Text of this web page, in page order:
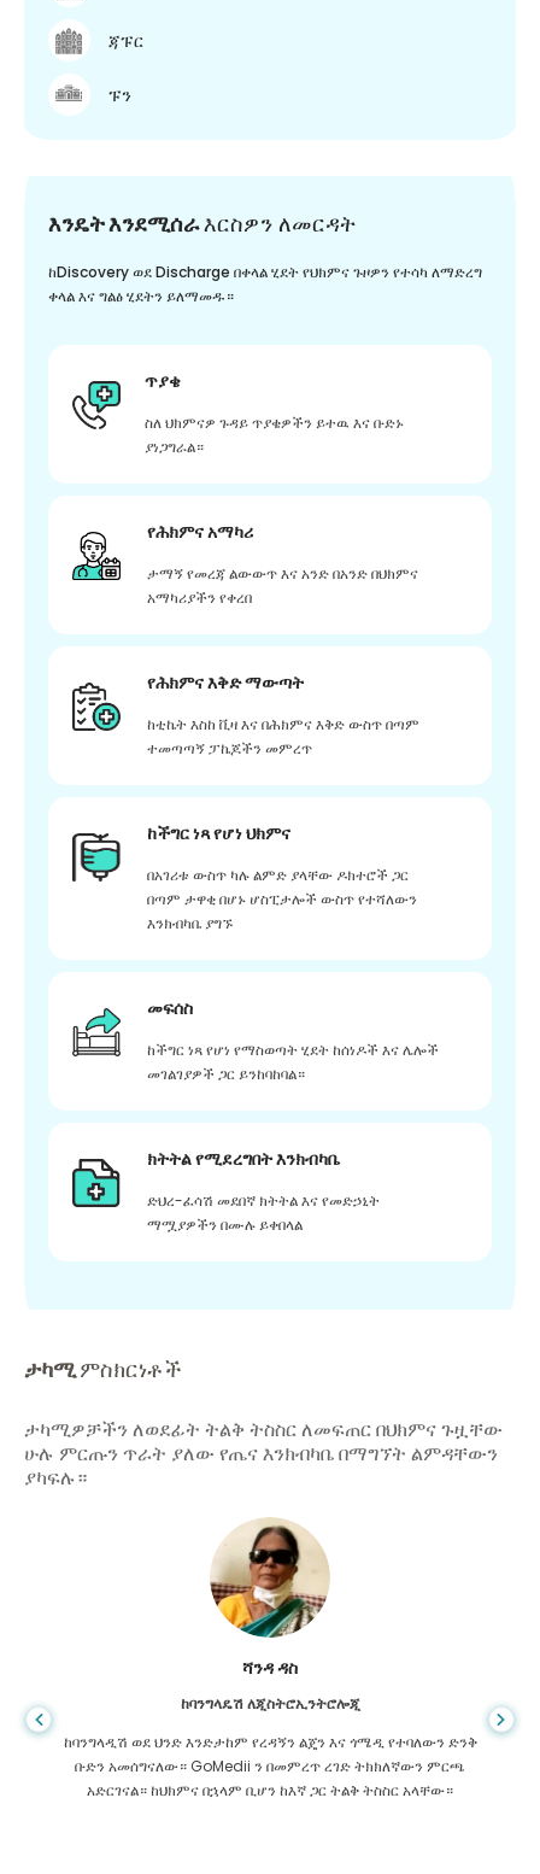
ጃፑር
ፑን
እንዴት እንደሚሰራእርስዎን ለመርዳት
ከDiscovery ወደ Discharge በቀላል ሂደት የህክምና ጉዞዎን የተሳካ ለማድረግ
ቀላል እና ግልፅ ሂደትን ይለማመዱ።
ጥያቄ
ስለ ህክምናዎ ጉዳይ ጥያቄዎችን ይተዉ እና ቡድኑ
ያነጋግራል።
የሕክምና አማካሪ
ታማኝ የመረጃ ልውውጥ እና አንድ በአንድ በህክምና
አማካሪያችን የቀረበ
የሕክምና እቅድ ማውጣት
ከቲኬት እስከ ቪዛ እና በሕክምና እቅድ ውስጥ በጣም
ተመጣጣኝ ፓኬጆችን መምረጥ
ከችግር ነጻ የሆነ ህክምና
በአገሪቱ ውስጥ ካሉ ልምድ ያላቸው ዶክተሮች ጋር
በጣም ታዋቂ በሆኑ ሆስፒታሎች ውስጥ የተሻለውን
እንክብካቤ ያግኙ
መፍሰስ
ከችግር ነጻ የሆነ የማስወጣት ሂደት ከሰነዶች እና ሌሎች
መገልገያዎች ጋር ይንከባከባል።
ክትትል የሚደረግበት እንክብካቤ
ድህረ-ፈሳሽ መደበኛ ክትትል እና የመድኃኒት
ማሟያዎችን በሙሉ ይቀበላል
ታካሚምስክርነቶች
ታካሚዎቻችን ለወደፊት ትልቅ ትስስር ለመፍጠር በህክምና ጉዟቸው
ሁሉ ምርጡን ጥራት ያለው የጤና እንክብካቤ በማግኘት ልምዳቸውን
ያካፍሉ።
ሻንዳ ዳስ
ከባንግላዴሽ ለጂስትሮኢንትሮሎጂ
ከባንግላዲሽ ወደ ህንድ እንድታከም የረዳኝን ልጄን እና ጎሜዲ የተባለውን ድንቅ
ቡድን አመሰግናለው። GoMedii ን በመምረጥ ረገድ ትክክለኛውን ምርጫ
አድርገናል። ከህክምና በኋላም ቢሆን ከእኛ ጋር ትልቅ ትስስር አላቸው።